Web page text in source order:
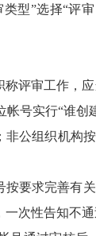
型”选择“评
评审工作，
帐号实行“谁创
公组织机构
按要求完善有
次性告知不通